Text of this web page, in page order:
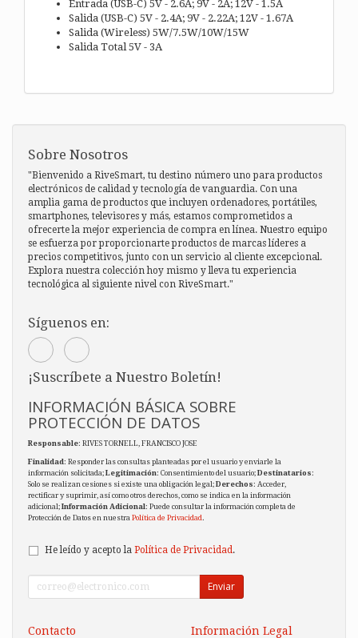
Entrada (USB-C) 5V - 2.6A; 9V - 2A; 12V - 1.5A
Salida (USB-C) 5V - 2.4A; 9V - 2.22A; 12V - 1.67A
Salida (Wireless) 5W/7.5W/10W/15W
Salida Total 5V - 3A
Sobre Nosotros
"Bienvenido a RiveSmart, tu destino número uno para productos
electrónicos de calidad y tecnología de vanguardia. Con una
amplia gama de productos que incluyen ordenadores, portátiles,
smartphones, televisores y más, estamos comprometidos a
ofrecerte la mejor experiencia de compra en línea. Nuestro equipo
se esfuerza por proporcionarte productos de marcas líderes a
precios competitivos, junto con un servicio al cliente excepcional.
Explora nuestra colección hoy mismo y lleva tu experiencia
tecnológica al siguiente nivel con RiveSmart."
Síguenos en:
¡Suscríbete a Nuestro Boletín!
INFORMACIÓN BÁSICA SOBRE
PROTECCIÓN DE DATOS
Responsable: RIVES TORNELL, FRANCISCO JOSE
Finalidad: Responder las consultas planteadas por el usuario y enviarle la
información solicitada;Legitimación: Consentimiento del usuario;Destinatarios:
Solo se realizan cesiones si existe una obligación legal;Derechos: Acceder,
rectificar y suprimir, así como otros derechos, como se indica en la información
adicional;Información Adicional: Puede consultar la información completa de
Protección de Datos en nuestra Política de Privacidad.
He leído y acepto la Política de Privacidad .
Enviar
Contacto Información Legal